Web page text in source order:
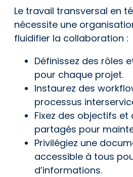
Le travail transversal en
nécessite une
fluidifier la collaboration :
Définissez des rôles
pour chaque projet.
Instaurez des
processus
Fixez des objectifs et
partagés pour
Privilégiez une
accessible à tous
d’informations.